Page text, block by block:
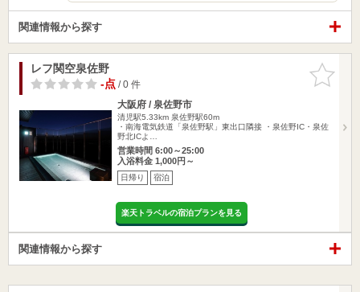
関連情報から探す
お気に入
りに追加
レフ関空泉佐野
-点/ 0 件
大阪府 / 泉佐野市
清児駅5.33km 泉佐野駅60m
・南海電気鉄道「泉佐野駅」東出口隣接 ・泉佐野IC・泉佐
野北ICよ…
営業時間 6:00～25:00
入浴料金 1,000円～
日帰り 宿泊
楽天トラベルの宿泊プランを見る
関連情報から探す